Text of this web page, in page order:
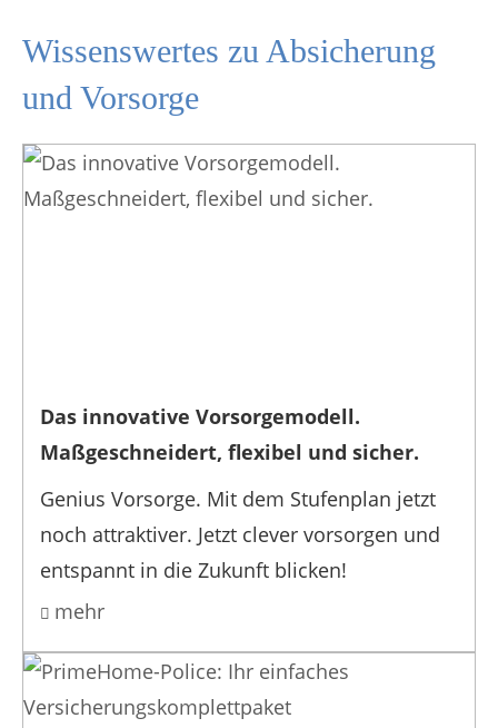
Wissenswertes zu Absicherung
und Vorsorge
Das innovative Vorsorgemodell.
Maßgeschneidert, flexibel und sicher.
Genius Vorsorge. Mit dem Stufenplan jetzt
noch attraktiver. Jetzt clever vorsorgen und
entspannt in die Zukunft blicken!
mehr